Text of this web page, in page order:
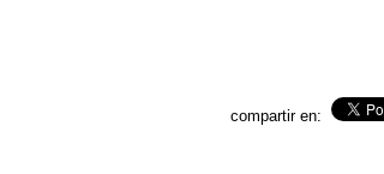
compartir en: